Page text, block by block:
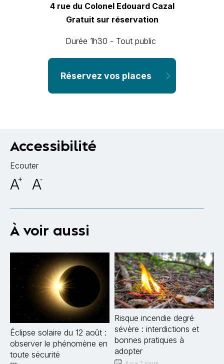
4 rue du Colonel Edouard Cazal
Gratuit sur réservation
Durée 1h30 - Tout public
Réservez vos places
Accessibilité
Ecouter
A+ A-
À voir aussi
Éclipse solaire du 12 août :
observer le phénomène en
toute sécurité
Risque incendie degré
sévère : interdictions et
bonnes pratiques à
adopter